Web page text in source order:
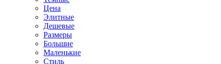
Цена
Элитные
Дешевые
Размеры
Большие
Маленькие
Стиль